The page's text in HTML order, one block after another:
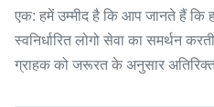
एक: हमें उम्मीद है कि आप जानते हैं कि
स्वनिर्धारित लोगो सेवा का समर्थन
ग्राहक को जरूरत के अनुसार अतिरिक्त